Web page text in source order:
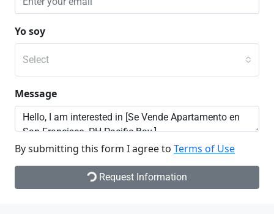
Yo soy
Select
Message
By submitting this form I agree to Terms of Use
Request Information